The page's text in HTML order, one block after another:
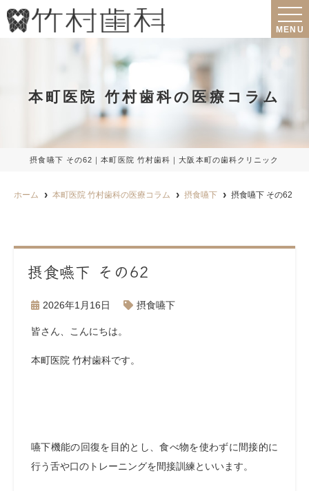
MENU
本町医院 竹村歯科の医療コラム
摂食嚥下 その62｜本町医院 竹村歯科｜大阪本町の歯科クリニック
ホーム 本町医院 竹村歯科の医療コラム 摂食嚥下 摂食嚥下 その62
摂食嚥下 その62
2026年1月16日 摂食嚥下
皆さん、こんにちは。
本町医院 竹村歯科です。
嚥下機能の回復を目的とし、食べ物を使わずに間接的に
行う舌や口のトレーニングを間接訓練といいます。